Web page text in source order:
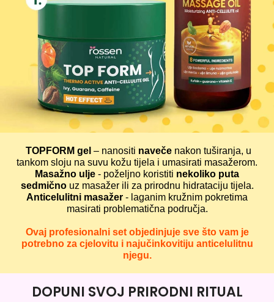
TOPFORM gel – nanositi navečenakon tuširanja, u
tankom sloju na suvu kožu tijela i umasirati masažerom.
Masažno ulje - poželjno koristiti nekoliko puta
sedmičnouz masažer ili za prirodnu hidrataciju tijela.
Anticelulitni masažer - laganim kružnim pokretima
masirati problematična područja.
Ovaj profesionalni set objedinjuje sve što vam je
potrebno za cjelovitu i najučinkovitiju anticelulitnu
njegu.
DOPUNI SVOJ PRIRODNI RITUAL